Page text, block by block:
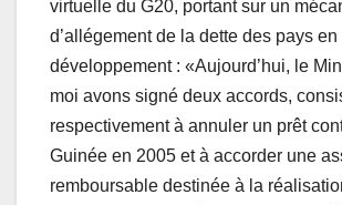
virtuelle du G20, portant sur un
d’allégement de la dette des pays
développement : «Aujourd’hui, le
moi avons signé deux accords,
respectivement à annuler un prêt
Guinée en 2005 et à accorder une
remboursable destinée à la